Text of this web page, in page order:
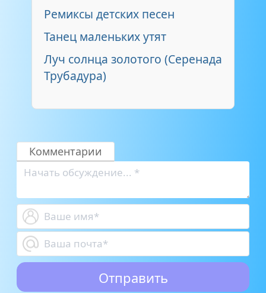
Ремиксы детских песен
Танец маленьких утят
Луч солнца золотого (Серенада
Трубадура)
Комментарии